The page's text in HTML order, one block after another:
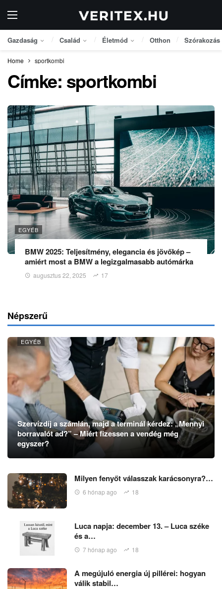
Gazdaság Család Életmód Otthon Szórakozás
Home sportkombi
Címke: sportkombi
EGYÉB
BMW 2025: Teljesítmény, elegancia és jövőkép –
amiért most a BMW a legizgalmasabb autómárka
augusztus 22, 2025 17
Népszerű
EGYÉB
Szervízdíj a számlán, majd a terminál kérdez: „Mennyi
borravalót ad?” – Miért fizessen a vendég még
egyszer?
Milyen fenyőt válasszak karácsonyra?…
6 hónap ago 18
Luca napja: december 13. – Luca széke
és a…
7 hónap ago 18
A megújuló energia új pillérei: hogyan
válik stabil…